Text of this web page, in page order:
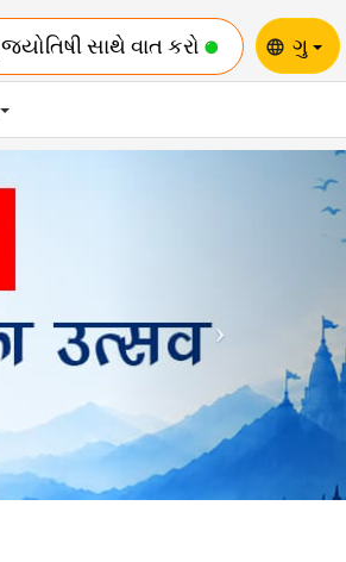
જ્યોતિષી સાથે વાત કરો language ગુ